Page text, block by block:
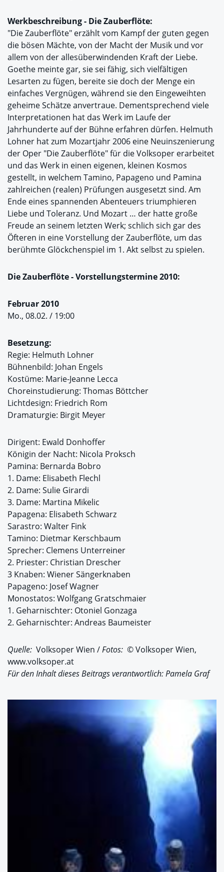
Werkbeschreibung - Die Zauberflöte:
"Die Zauberflöte" erzählt vom Kampf der guten gegen
die bösen Mächte, von der Macht der Musik und vor
allem von der allesüberwindenden Kraft der Liebe.
Goethe meinte gar, sie sei fähig, sich vielfältigen
Lesarten zu fügen, bereite sie doch der Menge ein
einfaches Vergnügen, während sie den Eingeweihten
geheime Schätze anvertraue. Dementsprechend viele
Interpretationen hat das Werk im Laufe der
Jahrhunderte auf der Bühne erfahren dürfen. Helmuth
Lohner hat zum Mozartjahr 2006 eine Neuinszenierung
der Oper "Die Zauberflöte" für die Volksoper erarbeitet
und das Werk in einen eigenen, kleinen Kosmos
gestellt, in welchem Tamino, Papageno und Pamina
zahlreichen (realen) Prüfungen ausgesetzt sind. Am
Ende eines spannenden Abenteuers triumphieren
Liebe und Toleranz. Und Mozart … der hatte große
Freude an seinem letzten Werk; schlich sich gar des
Öfteren in eine Vorstellung der Zauberflöte, um das
berühmte Glöckchenspiel im 1. Akt selbst zu spielen.
Die Zauberflöte - Vorstellungstermine 2010:
Februar 2010
Mo., 08.02. / 19:00
Besetzung:
Regie: Helmuth Lohner
Bühnenbild: Johan Engels
Kostüme: Marie-Jeanne Lecca
Choreinstudierung: Thomas Böttcher
Lichtdesign: Friedrich Rom
Dramaturgie: Birgit Meyer
Dirigent: Ewald Donhoffer
Königin der Nacht: Nicola Proksch
Pamina: Bernarda Bobro
1. Dame: Elisabeth Flechl
2. Dame: Sulie Girardi
3. Dame: Martina Mikelic
Papagena: Elisabeth Schwarz
Sarastro: Walter Fink
Tamino: Dietmar Kerschbaum
Sprecher: Clemens Unterreiner
2. Priester: Christian Drescher
3 Knaben: Wiener Sängerknaben
Papageno: Josef Wagner
Monostatos: Wolfgang Gratschmaier
1. Geharnischter: Otoniel Gonzaga
2. Geharnischter: Andreas Baumeister
Quelle: Volksoper Wien /Fotos: © Volksoper Wien,
www.volksoper.at
Für den Inhalt dieses Beitrags verantwortlich: Pamela Graf